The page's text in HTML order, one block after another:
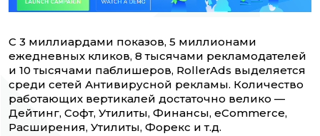
С 3 миллиардами показов, 5 миллионами
ежедневных кликов, 8 тысячами рекламодателей
и 10 тысячами паблишеров, RollerAds выделяется
среди сетей Антивирусной рекламы. Количество
работающих вертикалей достаточно велико —
Дейтинг, Софт, Утилиты, Финансы, eCommerce,
Расширения, Утилиты, Форекс и т.д.